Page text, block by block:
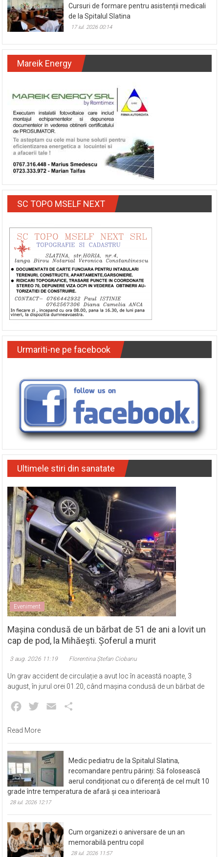
Cursuri de formare pentru asistenții medicali
de la Spitalul Slatina
17 iul. 2026 00:14
Mareik Energy
SC TOPO MSELF NEXT
Urmariti-ne pe facebook
Ultimele stiri din sanatate
Eveniment
Mașina condusă de un bărbat de 51 de ani a lovit un
cap de pod, la Mihăești. Șoferul a murit
3 aug. 2026 11:19 Florentina Ștefan Ciobanu
Un grav accident de circulație a avut loc în această noapte, 3
august, în jurul orei 01.20, când mașina condusă de un bărbat de
Facebook
Twitter Email
Read More
Medic pediatru de la Spitalul Slatina,
recomandare pentru părinți: Să folosească
aerul condiționat cu o diferență de cel mult 10
grade între temperatura de afară și cea interioară
28 iul. 2026 12:17
Cum organizezi o aniversare de un an
memorabilă pentru copil
28 iul. 2026 11:57